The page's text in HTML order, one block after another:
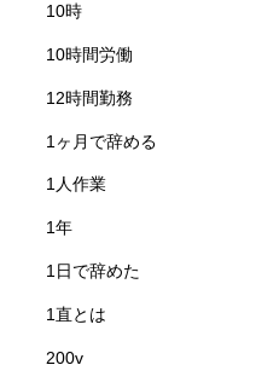
10時
10時間労働
12時間勤務
1ヶ月で辞める
1人作業
1年
1日で辞めた
1直とは
200v